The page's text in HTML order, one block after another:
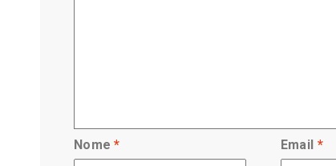
Nome* Email *